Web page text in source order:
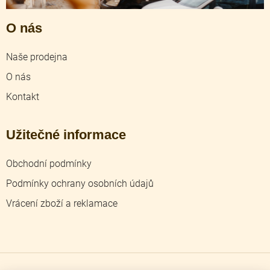
O nás
Naše prodejna
O nás
Kontakt
Užitečné informace
Obchodní podmínky
Podmínky ochrany osobních údajů
Vrácení zboží a reklamace